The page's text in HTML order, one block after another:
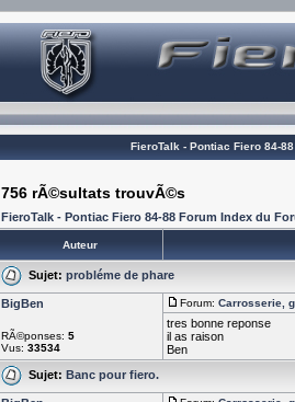
FieroTalk - Pontiac Fiero 84-
756 rÃ©sultats trouvÃ©s
FieroTalk - Pontiac Fiero 84-88 Forum Index du
Auteur
Sujet: probléme de phare
BigBen
RÃ©ponses: 5
Vus: 33534
Forum: Carrosserie,
tres bonne reponse
il as raison
Ben
Sujet: Banc pour fiero.